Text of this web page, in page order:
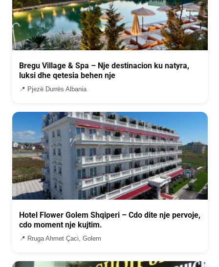
Bregu Village & Spa – Nje destinacion ku natyra,
luksi dhe qetesia behen nje
📍 Pjezë Durrës Albania
Hotel Flower Golem Shqiperi – Cdo dite nje pervoje,
cdo moment nje kujtim.
📍 Rruga Ahmet Çaci, Golem